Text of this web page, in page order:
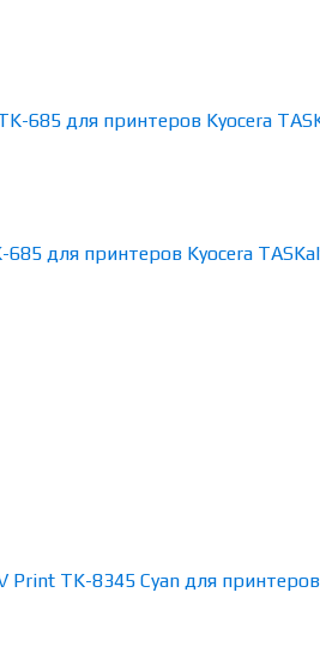
для принтеров Kyocera